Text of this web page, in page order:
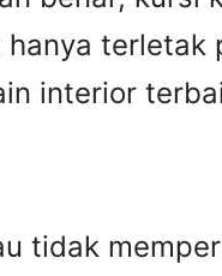
terletak
interior
tidak